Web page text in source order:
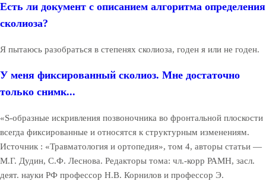
Есть ли документ с описанием алгоритма определения
сколиоза?
Я пытаюсь разобраться в степенях сколиоза, годен я или не годен.
У меня фиксированный сколиоз. Мне достаточно
только снимк...
«S-образные искривления позвоночника во фронтальной плоскости
всегда фиксированные и относятся к структурным изменениям.
Источник : «Травматология и ортопедия», том 4, авторы статьи —
М.Г. Дудин, С.Ф. Леснова. Редакторы тома: чл.-корр РАМН, засл.
деят. науки РФ профессор Н.В. Корнилов и профессор Э.